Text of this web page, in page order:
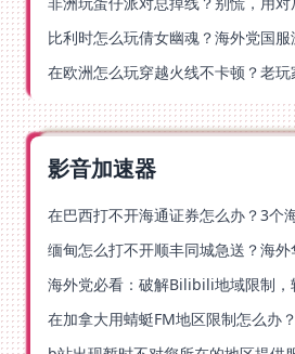
影音加速器